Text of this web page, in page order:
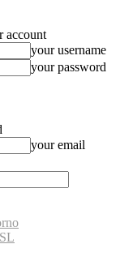
account
your username
your password
your email